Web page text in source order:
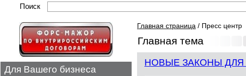
Поиск
Для Вашего бизнеса
Главная страница / Пресс центр
Главная тема
НОВЫЕ ЗАКОНЫ ДЛЯ